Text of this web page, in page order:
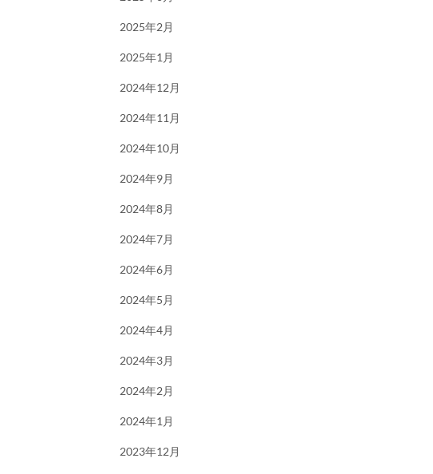
2025年2月
2025年1月
2024年12月
2024年11月
2024年10月
2024年9月
2024年8月
2024年7月
2024年6月
2024年5月
2024年4月
2024年3月
2024年2月
2024年1月
2023年12月